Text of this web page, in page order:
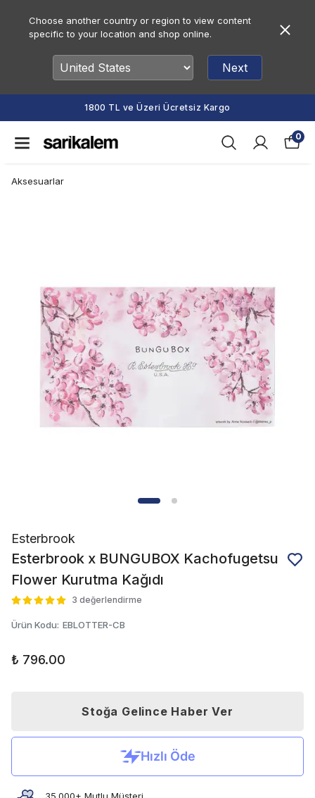
Choose another country or region to view content
specific to your location and shop online.
Next
1800 TL ve Üzeri Ücretsiz Kargo
0
Aksesuarlar
Esterbrook
Esterbrook x BUNGUBOX Kachofugetsu
Flower Kurutma Kağıdı
3 değerlendirme
Ürün Kodu: EBLOTTER-CB
₺ 796.00
Stoğa Gelince Haber Ver